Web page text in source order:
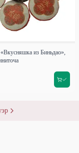
из Биньдао»,